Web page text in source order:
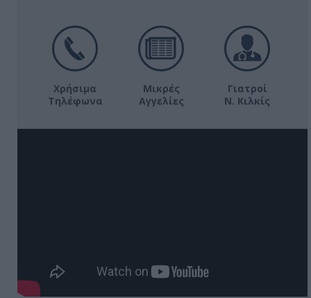
Χρήσιμα
Τηλέφωνα
Μικρές
Αγγελίες
Γιατροί
Ν. Κιλκίς